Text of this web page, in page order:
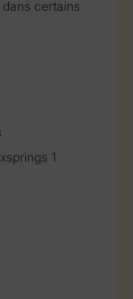
certains
1